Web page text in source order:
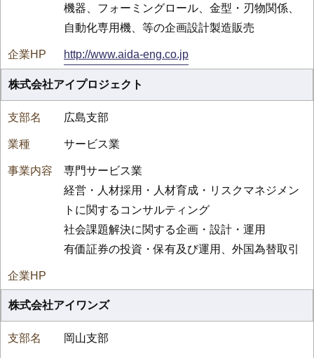
機器、フォーミングロール、金型・刃物関係、
自動化専用機、等の企画設計製造販売
http://www.aida-eng.co.jp
株式会社アイプロジェクト
広島支部
サービス業
専門サービス業
経営・人材採用・人材育成・リスクマネジメン
トに関するコンサルティング
社会課題解決に関する企画・設計・運用
有価証券の投資・保有及び運用、外国為替取引
株式会社アイワンズ
岡山支部